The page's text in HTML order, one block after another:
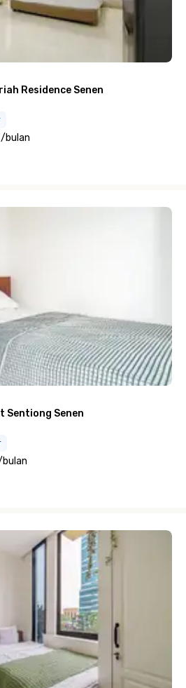
Residence Senen
/bulan
Sentiong Senen
bulan